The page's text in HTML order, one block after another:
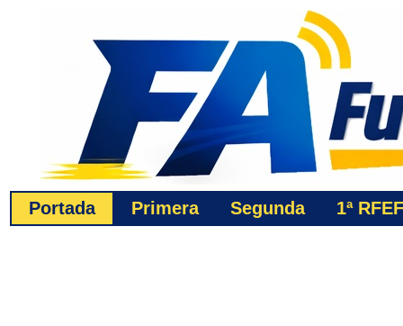
Portada Primera Segunda 1ªRFEF